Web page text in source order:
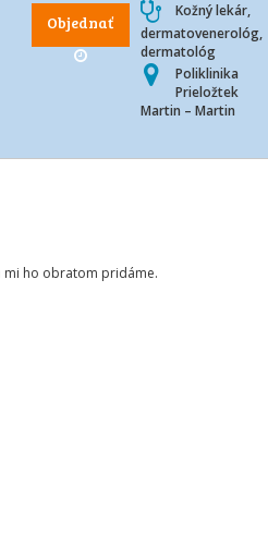
Objednať
Kožný lekár,
dermatovenerológ,
dermatológ
Poliklinika
Prieložtek
Martin – Martin
mi ho obratom pridáme.